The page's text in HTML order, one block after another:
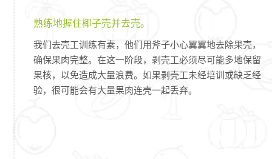
熟练地握住椰子壳并去壳。
我们去壳工训练有素，他们用斧子小心翼翼地去除果壳，
确保果肉完整。在这一阶段，剥壳工必须尽可能多地保留
果核，以免造成大量浪费。如果剥壳工未经培训或缺乏经
验，很可能会有大量果肉连壳一起丢弃。